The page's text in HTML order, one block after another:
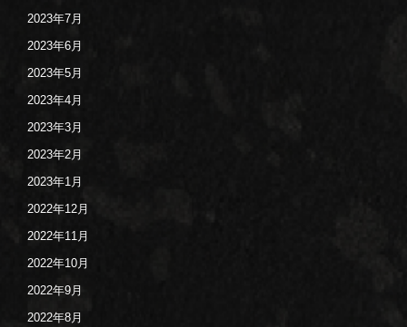
2023年7月
2023年6月
2023年5月
2023年4月
2023年3月
2023年2月
2023年1月
2022年12月
2022年11月
2022年10月
2022年9月
2022年8月